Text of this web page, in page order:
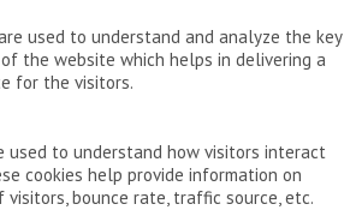
used to understand and analyze the key
the website which helps in delivering a
for the visitors.
used to understand how visitors interact
cookies help provide information on
bounce rate, traffic source, etc.